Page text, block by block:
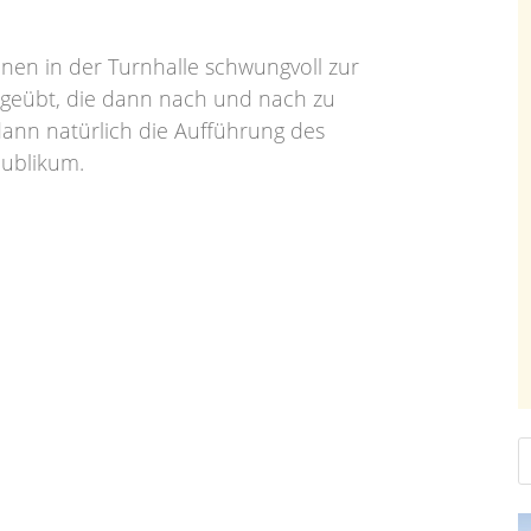
in der Turnhalle schwungvoll zur
die dann nach und nach zu
natürlich die Aufführung des